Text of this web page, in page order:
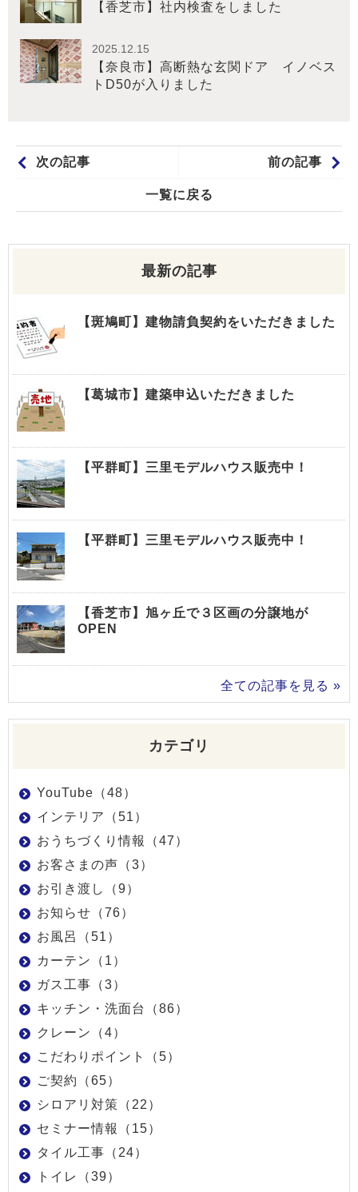
【香芝市】社内検査をしました
2025.12.15
【奈良市】高断熱な玄関ドア イノベス
トD50が入りました
次の記事 前の記事
一覧に戻る
最新の記事
【斑鳩町】建物請負契約をいただきました
【葛城市】建築申込いただきました
【平群町】三里モデルハウス販売中！
【平群町】三里モデルハウス販売中！
【香芝市】旭ヶ丘で３区画の分譲地が
OPEN
全ての記事を見る »
カテゴリ
YouTube（48）
インテリア（51）
おうちづくり情報（47）
お客さまの声（3）
お引き渡し（9）
お知らせ（76）
お風呂（51）
カーテン（1）
ガス工事（3）
キッチン・洗面台（86）
クレーン（4）
こだわりポイント（5）
ご契約（65）
シロアリ対策（22）
セミナー情報（15）
タイル工事（24）
トイレ（39）